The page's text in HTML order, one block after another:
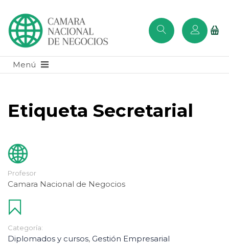
Etiqueta Secretarial
Profesor
Camara Nacional de Negocios
Categoría:
Diplomados y cursos, Gestión Empresarial